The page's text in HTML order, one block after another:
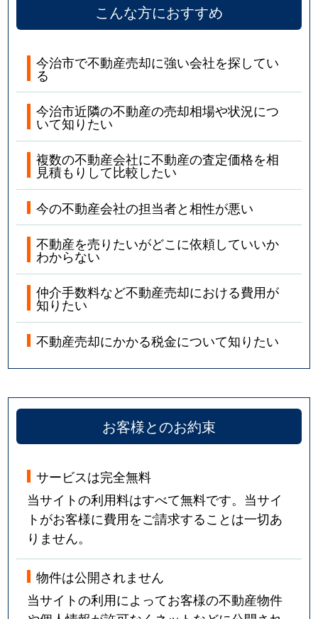
こんな方におすすめ
今治市で不動産売却に強い会社を探してい
る
今治市近隣の不動産の売却相場や状況につ
いて知りたい
複数の不動産会社に不動産の査定価格を相
見積もりして比較したい
今の不動産会社の担当者と相性が悪い
不動産を売りたいがどこに依頼していいか
わからない
仲介手数料など不動産売却における費用が
知りたい
不動産売却にかかる税金について知りたい
お客様とのお約束
サービスは完全無料
当サイトの利用料はすべて無料です。当サイ
トがお客様に費用をご請求することは一切あ
りません。
物件は公開されません
当サイトの利用によってお客様の不動産物件